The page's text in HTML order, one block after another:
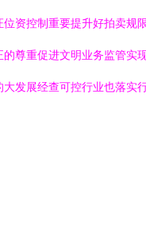
资控制重要提升好拍卖规
尊重促进文明业务监管实
发展经查可控行业也落实